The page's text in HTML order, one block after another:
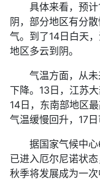
具体来看，预计
阴，部分地区有分
气。到了14日白天
地区多云到阴。
气温方面，从未
下降。13日，江苏
14日，东南部地区
气温缓慢回升，17
据国家气候中心6
已进入厄尔尼诺状
秋季将发展成为一次